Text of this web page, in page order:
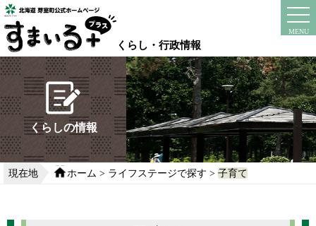
本
文
へ
移
動
る
くらし・行政情報
MENU
instagram
くらしの情報
現在地 ホーム > ライフステージで探す > 子育て